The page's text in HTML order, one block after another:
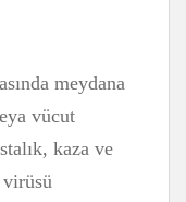
meydana
vücut
kaza ve
virüsü